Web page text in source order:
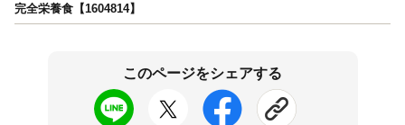
完全栄養食【1604814】
このページをシェアする